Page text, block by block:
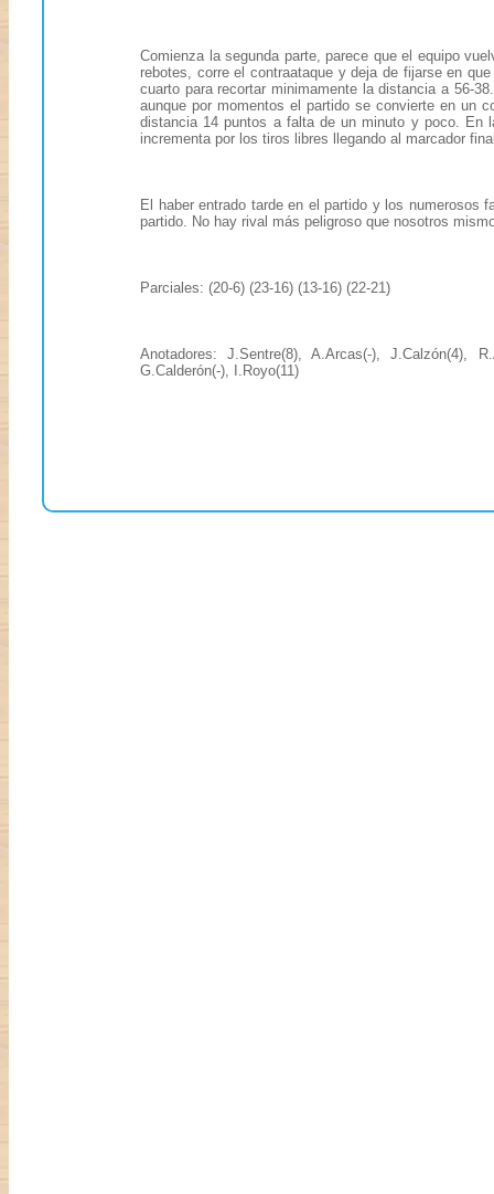
Comienza la segunda parte, parece que el equipo
rebotes, corre el contraataque y deja de fijarse en
cuarto para recortar minimamente la distancia a 56-
aunque por momentos el partido se convierte en un
distancia 14 puntos a falta de un minuto y poco. En
incrementa por los tiros libres llegando al marcador
El haber entrado tarde en el partido y los numerosos
partido. No hay rival más peligroso que nosotros
Parciales: (20-6) (23-16) (13-16) (22-21)
Anotadores: J.Sentre(8), A.Arcas(-), J.Calzón(4),
G.Calderón(-), I.Royo(11)